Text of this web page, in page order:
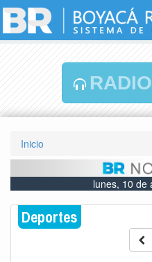
Inicio
lunes, 10 de
Deportes